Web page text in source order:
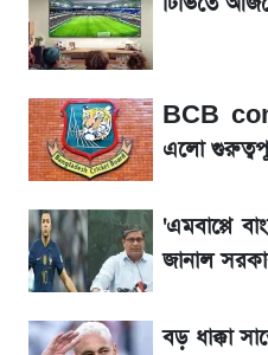
অ্যাটলেটিকো
ভবন নির্মাণে নতুন
code যা মানতে হবে
তারিখ
শেখ হাসিনার দেশে
ফারহানা
BCB
এলো
'এমবাপ্পে
জানাল
বড় ধাক্কা